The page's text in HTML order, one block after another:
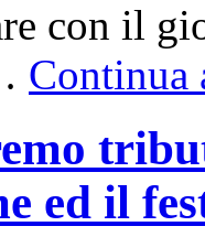
con il
ed il